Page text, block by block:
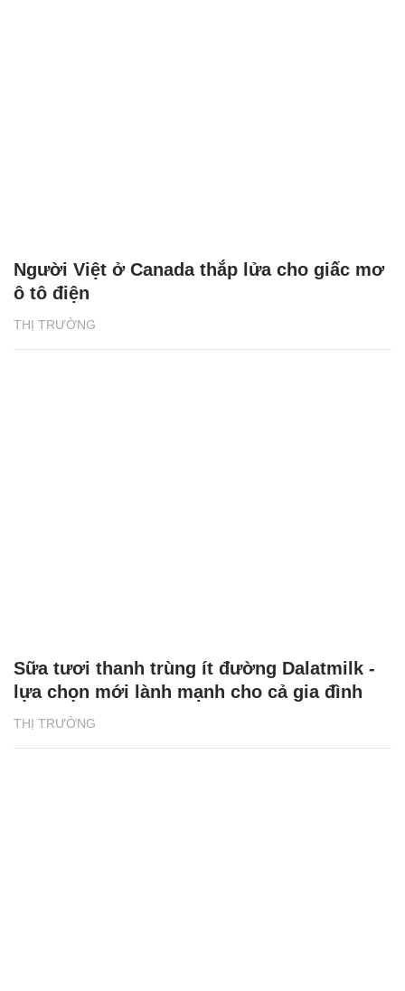
THỊ TRƯỜNG
Người Việt ở Canada thắp lửa cho giấc mơ
ô tô điện
THỊ TRƯỜNG
Sữa tươi thanh trùng ít đường Dalatmilk -
lựa chọn mới lành mạnh cho cả gia đình